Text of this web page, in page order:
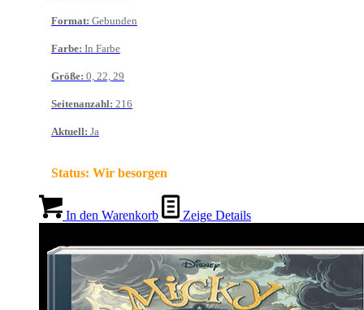
Format: Gebunden
Farbe: In Farbe
Größe: 0, 22, 29
Seitenanzahl: 216
Aktuell: Ja
Status: Wir besorgen
In den Warenkorb Zeige Details